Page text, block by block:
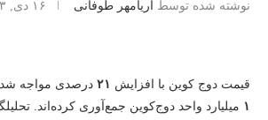
نوشته شده توسط آریامهر طوفانی ۱۶ دی, ۱۴۰۳
قیمت دوج‌ کوین با افزایش ۲۱ درصدی مواجه شد،
۱ میلیارد واحد دوج‌کوین جمع‌آوری کرده‌اند.